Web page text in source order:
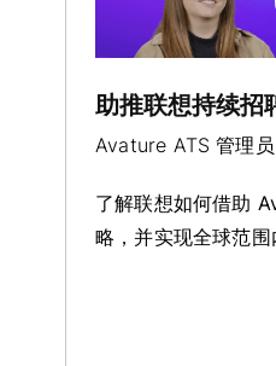
助推联想持续招
Avature ATS 管理员
了解联想如何借助
略，并实现全球范围